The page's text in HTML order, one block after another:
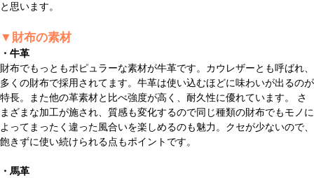
と思います。
▼財布の素材
・牛革
財布でもっともポピュラーな素材が牛革です。カウレザーとも呼ばれ、
多くの財布で採用されてます。牛革は使い込むほどに味わいが出るのが
特長。また他の革素材と比べ強度が高く、耐久性に優れています。 さ
まざまな加工が施され、質感も変化するので同じ種類の財布でもモノに
よってまったく違った風合いを楽しめるのも魅力。クセが少ないので、
飽きずに使い続けられる点もポイントです。
・馬革